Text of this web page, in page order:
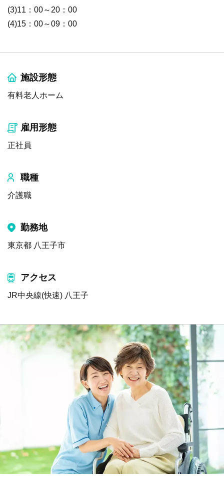
(3)11：00～20：00
(4)15：00～09：00
施設形態
有料老人ホーム
雇用形態
正社員
職種
介護職
勤務地
東京都 八王子市
アクセス
JR中央線(快速) 八王子